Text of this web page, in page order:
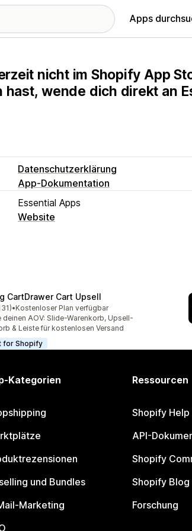
Apps
nicht im Shopify App
hast, wende dich direkt an
Datenschutzerklärung
App-Dokumentation
Essential Apps
Website
CartDrawer Cart Upsell
Sternen
insgesamt
•Kostenloser Plan verfügbar
deinen AOV: Slide-Warenkorb, Upsell-
& Leiste für kostenlosen Versand
for Shopify
Kategorien
und Bundles
Marketing
Ressourcen
Shopify
API-
Shopify
Shopify Blog
Forschung